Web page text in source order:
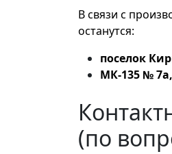
В связи с
останутся:
поселок
МК-135 №
(по